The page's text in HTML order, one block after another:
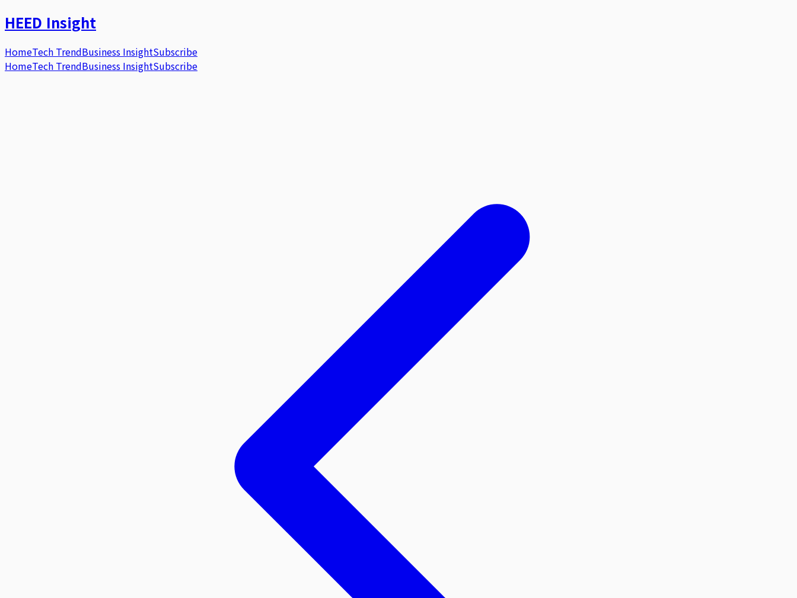
HEED Insight
HomeTech TrendBusiness InsightSubscribe
HomeTech TrendBusiness InsightSubscribe